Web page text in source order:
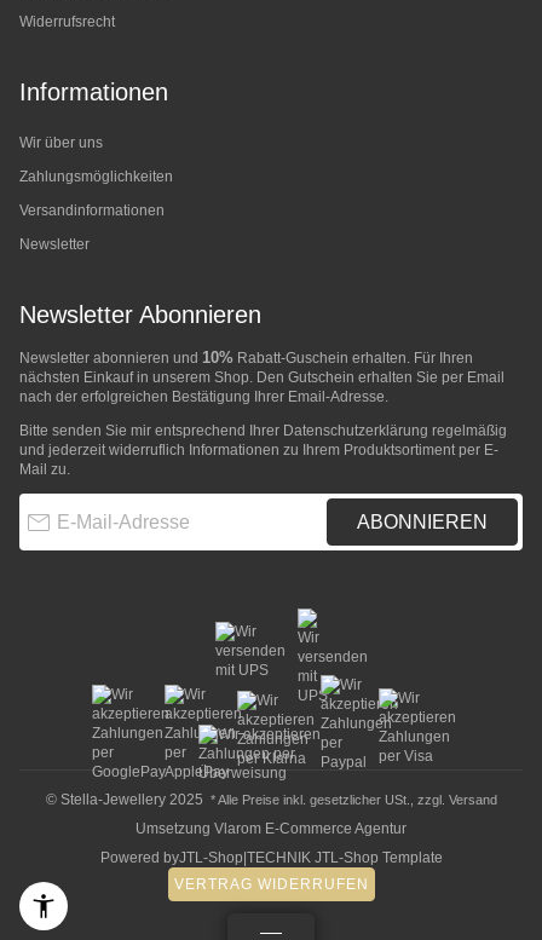
Widerrufsrecht
Informationen
Wir über uns
Zahlungsmöglichkeiten
Versandinformationen
Newsletter
Newsletter Abonnieren
Newsletter abonnieren und 10% Rabatt-Guschein erhalten. Für Ihren
nächsten Einkauf in unserem Shop. Den Gutschein erhalten Sie per Email
nach der erfolgreichen Bestätigung Ihrer Email-Adresse.
Bitte senden Sie mir entsprechend Ihrer Datenschutzerklärung regelmäßig
und jederzeit widerruflich Informationen zu Ihrem Produktsortiment per E-
Mail zu.
ABONNIEREN
© Stella-Jewellery 2025 * Alle Preise inkl. gesetzlicher USt., zzgl. Versand
Umsetzung Vlarom E-Commerce Agentur
Powered byJTL-Shop TECHNIK JTL-Shop Template
VERTRAG WIDERRUFEN